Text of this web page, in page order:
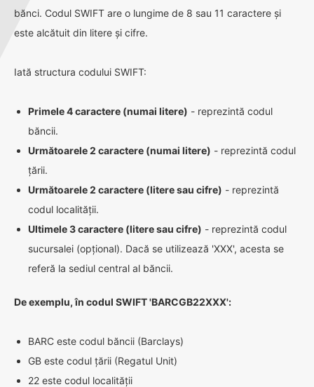
bănci. Codul SWIFT are o lungime de 8 sau 11 caractere și
este alcătuit din litere și cifre.
Iată structura codului SWIFT:
Primele 4 caractere (numai litere) - reprezintă codul
băncii.
Următoarele 2 caractere (numai litere) - reprezintă codul
țării.
Următoarele 2 caractere (litere sau cifre) - reprezintă
codul localității.
Ultimele 3 caractere (litere sau cifre) - reprezintă codul
sucursalei (opțional). Dacă se utilizează 'XXX', acesta se
referă la sediul central al băncii.
De exemplu, în codul SWIFT 'BARCGB22XXX':
BARC este codul băncii (Barclays)
GB este codul țării (Regatul Unit)
22 este codul localității